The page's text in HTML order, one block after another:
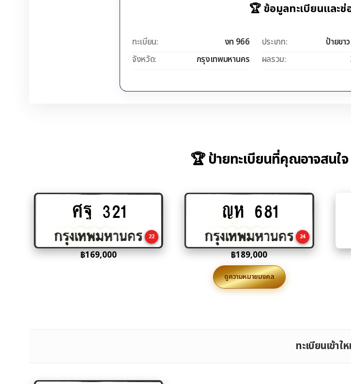
🏆 ข้อมูลทะเบียนและ
ทะเบียน:
งท 966
จังหวัด:
กรุงเทพมหานคร
ประเภท:
ป้ายขา
ผลรวม:
🏆 ป้ายทะเบียนที่คุณอาจสนใ
Add
to
ศฐ 321
22
฿169,000
Add
to
ญห 681
24
฿189,000
ดูความหมายมงคล
ทะเบียนเข้าใ